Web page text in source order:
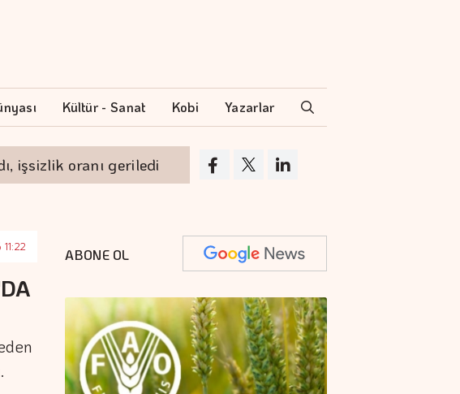
Kültür - Sanat Kobi Yazarlar
oranı geriledi THY temmuzda 9,5 milyon yolcu
ABONE OL